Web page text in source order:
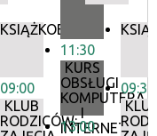
KSIĄŻKOBIEG
09:00
KLUB
RODZICÓW:
11:30
KURS
OBSŁUGI
KOMPUTERA
I
INTERNETU
13:00
09:30